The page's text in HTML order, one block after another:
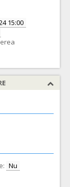
15:00
Nu